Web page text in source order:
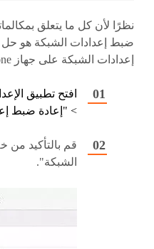
نظرًا لأن كل ما يتعلق
ضبط إعدادات الشبكة هو حل
إعدادات الشبكة على جهاز iPhone، اتبع الخطوات التالية.
افتح تطبيق
> "إعادة ضبط
قم بالتأكيد من
الشبكة".